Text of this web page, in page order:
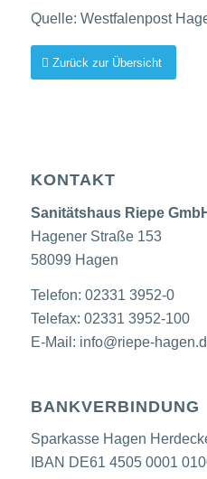
Quelle: Westfalenpost
Zurück zur Übersicht
KONTAKT
Sanitätshaus Riepe
Hagener Straße 153
58099 Hagen
Telefon: 02331 3952-0
Telefax: 02331 3952-100
E-Mail: info@riepe-
BANKVERBINDUNG
Sparkasse Hagen
IBAN DE61 4505 0001